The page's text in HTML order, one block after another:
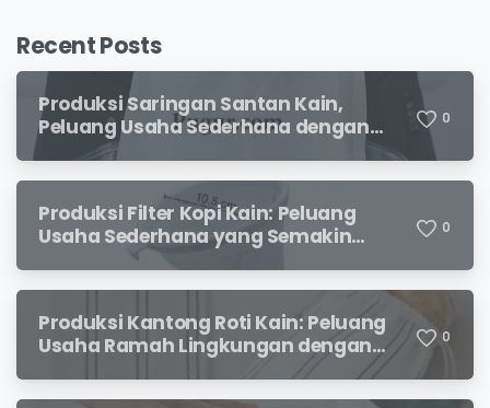
Recent Posts
Produksi Saringan Santan Kain,
Peluang Usaha Sederhana dengan
Permintaan yang Terus Meningkat
0
Produksi Filter Kopi Kain: Peluang
Usaha Sederhana yang Semakin
Diminati Pecinta Kopi
0
Produksi Kantong Roti Kain: Peluang
Usaha Ramah Lingkungan dengan
0